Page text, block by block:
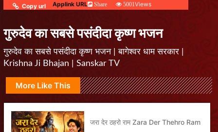
Copy url Applink URL Share 5001 Views
गुरुदेव का सबसे पसंदीदा कृष्ण भजन
गुरुदेव का सबसे पसंदीदा कृष्ण भजन | बागेश्वर धाम सरकार |
Krishna Ji Bhajan | Sanskar TV
More Like This
जरा देर ठहरो राम Zara Der Thehro Ram